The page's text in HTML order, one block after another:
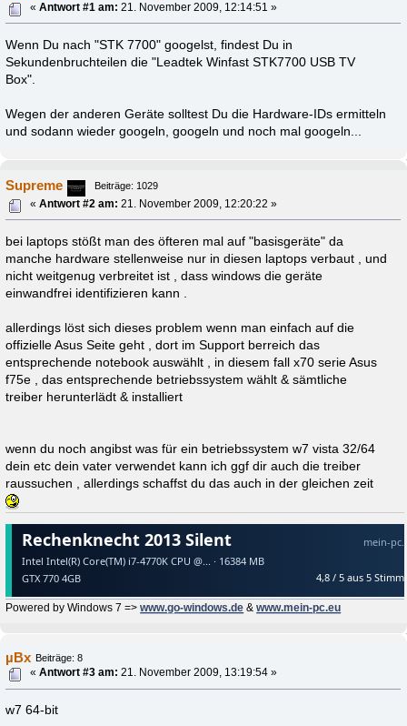
«Antwort #1 am: 21. November 2009, 12:14:51 »
Wenn Du nach "STK 7700" googelst, findest Du in
Sekundenbruchteilen die "Leadtek Winfast STK7700 USB TV
Box".
Wegen der anderen Geräte solltest Du die Hardware-IDs ermitteln
und sodann wieder googeln, googeln und noch mal googeln...
Supreme
Beiträge: 1029
«Antwort #2 am: 21. November 2009, 12:20:22 »
bei laptops stößt man des öfteren mal auf "basisgeräte" da
manche hardware stellenweise nur in diesen laptops verbaut , und
nicht weitgenug verbreitet ist , dass windows die geräte
einwandfrei identifizieren kann .
allerdings löst sich dieses problem wenn man einfach auf die
offizielle Asus Seite geht , dort im Support berreich das
entsprechende notebook auswählt , in diesem fall x70 serie Asus
f75e , das entsprechende betriebssystem wählt & sämtliche
treiber herunterlädt & installiert
wenn du noch angibst was für ein betriebssystem w7 vista 32/64
dein etc dein vater verwendet kann ich ggf dir auch die treiber
raussuchen , allerdings schaffst du das auch in der gleichen zeit
Powered by Windows 7 =>www.go-windows.de &www.mein-pc.eu
µBx Beiträge: 8
«Antwort #3 am: 21. November 2009, 13:19:54 »
w7 64-bit